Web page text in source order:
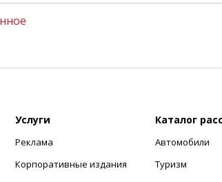
Услуги
Реклама
Корпоративные издания
Каталог
Автомобили
Туризм